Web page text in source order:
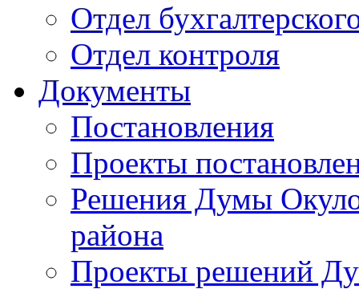
Отдел
Отдел контроля
Документы
Постановления
Проекты
Решения Думы
района
Проекты решений